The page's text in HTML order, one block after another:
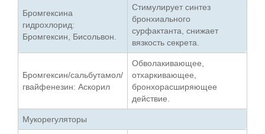
Бромгексина
гидрохлорид:
Бромгексин, Бисольвон.
Стимулирует синтез
бронхиального
сурфактанта, снижает
вязкость секрета.
Бромгексин/сальбутамол/
гвайфенезин: Аскорил
Обволакивающее,
отхаркивающее,
бронхорасширяющее
действие.
Мукорегуляторы